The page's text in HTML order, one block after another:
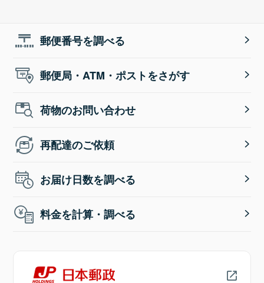
郵便番号を調べる
郵便局・ATM・ポストをさがす
荷物のお問い合わせ
再配達のご依頼
お届け日数を調べる
料金を計算・調べる